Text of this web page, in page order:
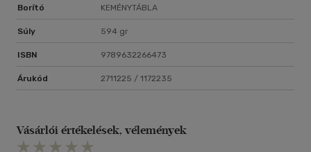
Borító KEMÉNYTÁBLA
Súly 594 gr
ISBN 9789632266473
Árukód 2711225 / 1172235
Vásárlói értékelések, vélemények